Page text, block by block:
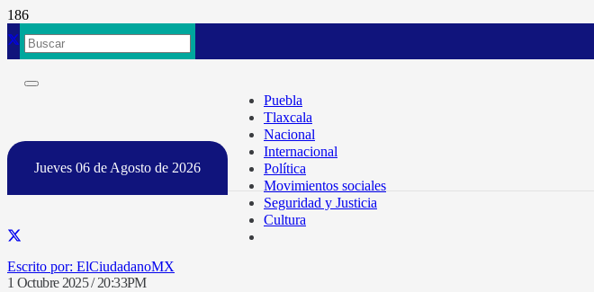
Jueves 06 de Agosto de 2026
Puebla
Tlaxcala
Nacional
Internacional
Política
Movimientos sociales
Seguridad y Justicia
Cultura
ElCiudadanoMX
1 Octubre 2025 / 20:33PM